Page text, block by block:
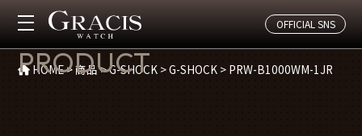
OFFICIAL SNS
商品紹介
PRODUCT
HOME>商品>G-SHOCK >G-SHOCK > PRW-B1000WM-1JR